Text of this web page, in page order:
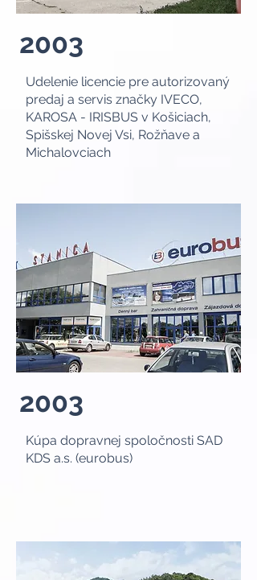
2003
Udelenie licencie pre autorizovaný
predaj a servis značky IVECO,
KAROSA - IRISBUS v Košiciach,
Spišskej Novej Vsi, Rožňave a
Michalovciach
2003
Kúpa dopravnej spoločnosti SAD
KDS a.s. (eurobus)